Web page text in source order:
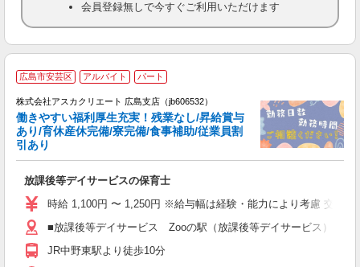
会員登録無しで今すぐご利用いただけます
広島市安芸区 アルバイト パート
株式会社アスカクリエート 広島支店（jb606532）
働きやすい福利厚生充実！残業なし/昇給賞与
あり/育休産休完備/寮完備/食事補助/従業員割
引あり
放課後等デイサービスの保育士
時給 1,100円 〜 1,250円 ※給与幅は経験・能力により考慮 交通
■放課後等デイサービス Zooの駅（放課後等デイサービス） 広
JR中野東駅より徒歩10分